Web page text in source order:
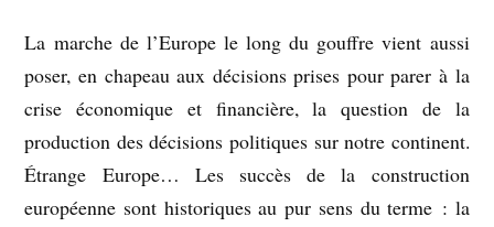
La marche de l’Europe le long du gouffre vient aussi
poser, en chapeau aux décisions prises pour parer à la
crise économique et financière, la question de la
production des décisions politiques sur notre continent.
Étrange Europe… Les succès de la construction
européenne sont historiques au pur sens du terme : la